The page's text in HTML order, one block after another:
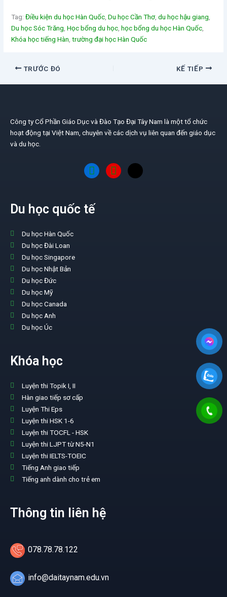
Tag:Điều kiện du học Hàn Quốc , Du học Cần Thơ , du học hậu giang
Du học Sóc Trăng , Học bổng du học , học bổng du học Hàn Quốc
Khóa học tiếng Hàn , trường đại học Hàn Quốc
TRƯỚC ĐÓ KẾ TIẾP
Công ty Cổ Phần Giáo Dục và Đào Tạo Đại Tây Nam là một tổ chức
hoạt động tại Việt Nam, chuyên về các dịch vụ liên quan đến giáo dục
và du học.
Du học quốc tế
Du học Hàn Quốc
Du học Đài Loan
Du học Singapore
Du học Nhật Bản
Du học Đức
Du học Mỹ
Du học Canada
Du học Anh
Du học Úc
Khóa học
Luyện thi Topik I, II
Hàn giao tiếp sơ cấp
Luyện Thi Eps
Luyện thi HSK 1-6
Luyện thi TOCFL - HSK
Luyện thi LJPT từ N5-N1
Luyện thi IELTS-TOEIC
Tiếng Anh giao tiếp
Tiếng anh dành cho trẻ em
Thông tin liên hệ
078.78.78.122
info@daitaynam.edu.vn